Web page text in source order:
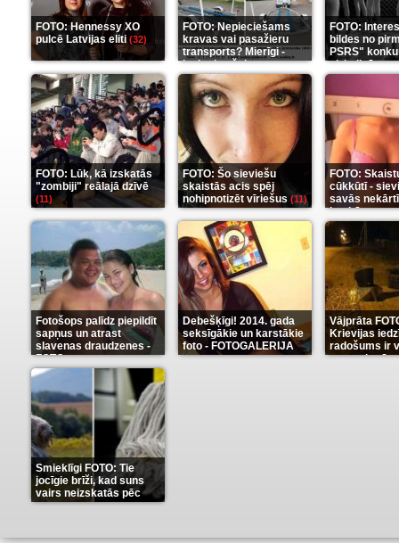
FOTO: Hennessy XO
pulcē Latvijas eliti(32)
FOTO: Nepieciešams
kravas vai pasažieru
transports? Mierīgi -
ieskaties šeit(35)
FOTO:
bildes no
PSRS"
aizkulisēm
FOTO: Lūk, kā izskatās
"zombiji" reālajā dzīvē
(11)
FOTO: Šo sieviešu
skaistās acis spēj
nohipnotizēt vīriešus (11)
FOTO:
cūkkūtī -
savās
istabās(12)
Fotošops palīdz piepildīt
sapņus un atrast
slavenas draudzenes -
FOTO(13)
Debešķīgi! 2014. gada
seksīgākie un karstākie
foto - FOTOGALERIJA
(9)
Vājprāta
Krievijas
radošums ir
Smieklīgi FOTO: Tie
jocīgie brīži, kad suns
vairs neizskatās pēc
suņa(11)